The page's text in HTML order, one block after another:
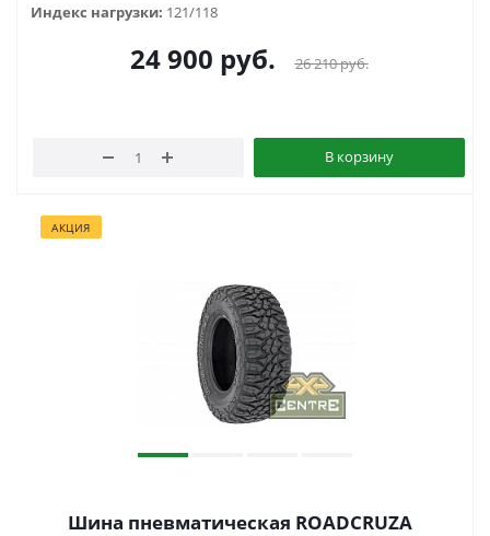
Индекс нагрузки: 121/118
24 900 руб. 26 210руб.
В корзину
АКЦИЯ
Шина пневматическая ROADCRUZA